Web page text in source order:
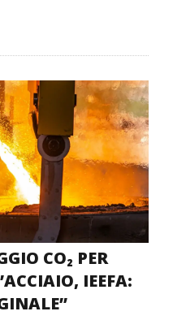
CO₂ PER
IEEFA: